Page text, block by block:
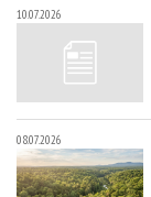
10.07.2026
08.07.2026